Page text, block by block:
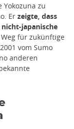
Yokozuna zu
Er zeigte, dass
japanische
für zukünftige
vom Sumo
anderen